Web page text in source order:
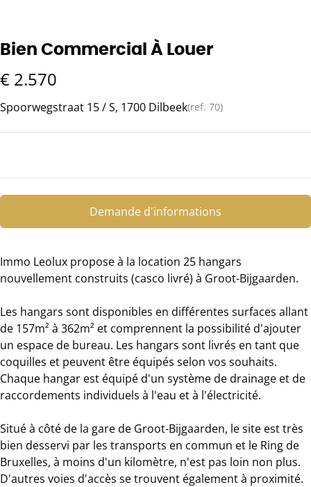
Bien Commercial À Louer
€ 2.570
Spoorwegstraat 15 / S, 1700 Dilbeek(ref. 70)
Demande d'informations
Immo Leolux propose à la location 25 hangars
nouvellement construits (casco livré) à Groot-Bijgaarden.
Les hangars sont disponibles en différentes surfaces allant
de 157m² à 362m² et comprennent la possibilité d'ajouter
un espace de bureau. Les hangars sont livrés en tant que
coquilles et peuvent être équipés selon vos souhaits.
Chaque hangar est équipé d'un système de drainage et de
raccordements individuels à l'eau et à l'électricité.
Situé à côté de la gare de Groot-Bijgaarden, le site est très
bien desservi par les transports en commun et le Ring de
Bruxelles, à moins d'un kilomètre, n'est pas loin non plus.
D'autres voies d'accès se trouvent également à proximité.